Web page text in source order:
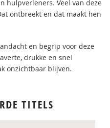
hulpverleners. Veel van deze
ontbreekt en dat maakt hen
en begrip voor deze
drukke en snel
onzichtbaar blijven.
TITELS